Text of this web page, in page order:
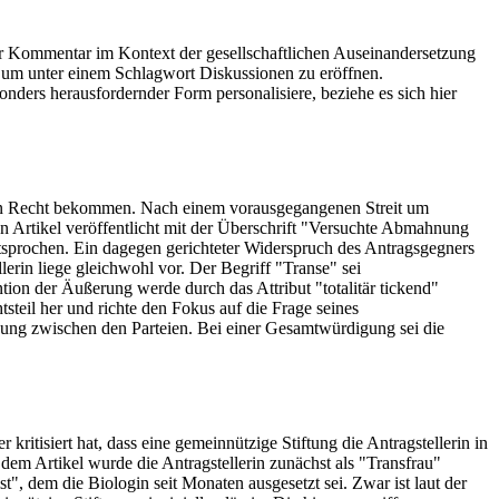
im Kontext der gesellschaftlichen Auseinandersetzung
unter einem Schlagwort Diskussionen zu eröffnen.
herausfordernder Form personalisiere, beziehe es sich hier
bekommen. Nach einem vorausgegangenen Streit um
Artikel veröffentlicht mit der Überschrift "Versuchte Abmahnung
Ein dagegen gerichteter Widerspruch des Antragsgegners
liege gleichwohl vor. Der Begriff "Transe" sei
der Äußerung werde durch das Attribut "totalitär tickend"
her und richte den Fokus auf die Frage seines
zwischen den Parteien. Bei einer Gesamtwürdigung sei die
hat, dass eine gemeinnützige Stiftung die Antragstellerin in
Artikel wurde die Antragstellerin zunächst als "Transfrau"
dem die Biologin seit Monaten ausgesetzt sei. Zwar ist laut der